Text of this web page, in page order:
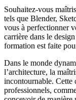
Souhaitez-vous
tels que Blender,
vous à perfectionner
carrière dans le
formation est faite
Dans le monde
l’architecture, la
incontournable. Cette
professionnels,